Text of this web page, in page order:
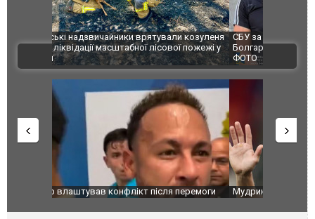
пожежі у
СБУ за сприяння Нацполіції та правоохоронців
Болгарії затримала міжнародного наркобарона.
ФОТО
Росіяни
одна
ВІДЕО
Мудрик провів перший матч за "Челсі" після
під час
Франції